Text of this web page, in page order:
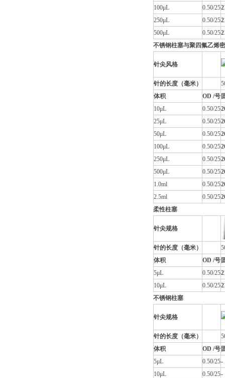
100μL
0.50/25
250μL
0.50/25
500μL
0.50/25
不锈钢柱塞与聚四氟乙烯
针尖风格
针的长度（毫米）
体积
OD /号
10μL
0.50/25
25μL
0.50/25
50μL
0.50/25
100μL
0.50/25
250μL
0.50/25
500μL
0.50/25
1.0ml
0.50/25
2.5ml
0.50/25
柔性柱塞
针尖规格
针的长度（毫米）
体积
OD /号
5μL
0.50/25
10μL
0.50/25
不锈钢柱塞
针尖规格
针的长度（毫米）
体积
OD /号
5μL
0.50/25-
10μL
0.50/25-